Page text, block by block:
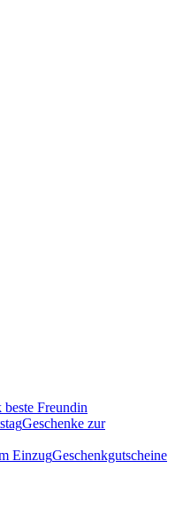
beste Freundin
Geschenke zur
EinzugGeschenkgutscheine